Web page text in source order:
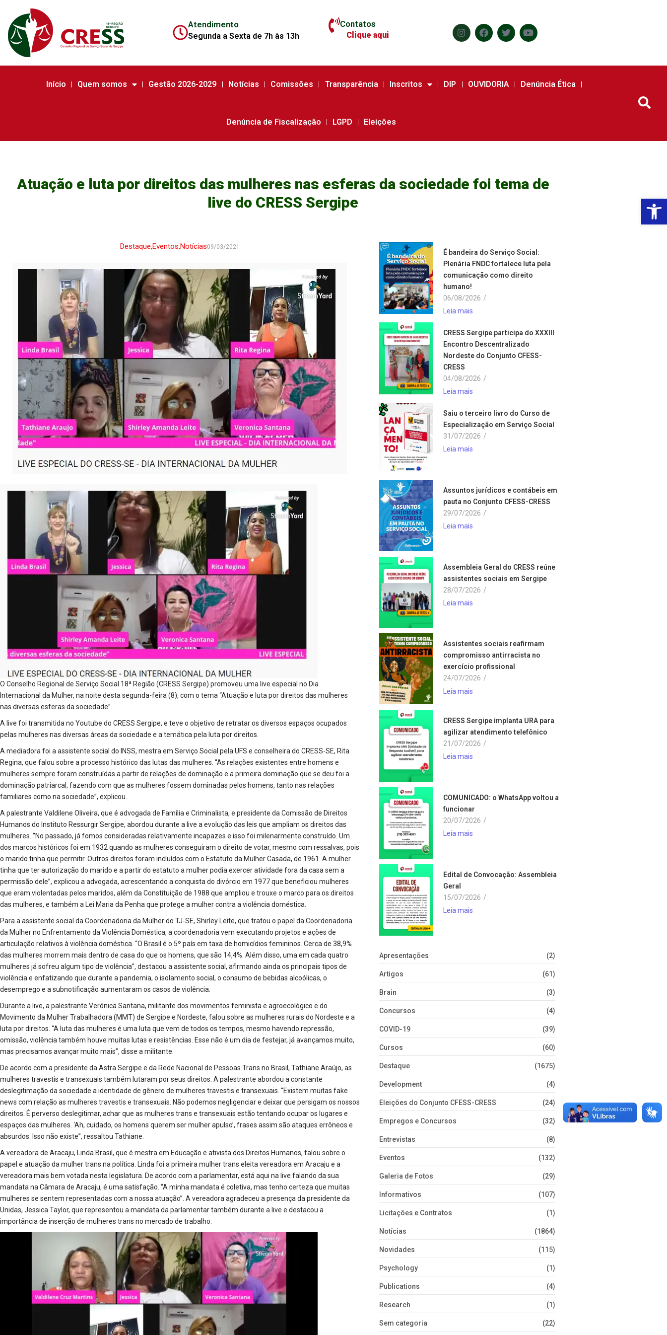
Atendimento
Segunda a Sexta de 7h às 13h
Contatos
Clique aqui
Início Quem somos Gestão 2026-2029 Notícias Comissões Transparência Inscritos DIP OUVIDORIA Denúncia Ética
Denúncia de Fiscalização LGPD Eleições
Atuação e luta por direitos das mulheres nas esferas da sociedade foi tema de
live do CRESS Sergipe
Destaque,Eventos,Notícias09/03/2021
O Conselho Regional de Serviço Social 18ª Região (CRESS Sergipe) promoveu uma live especial no Dia
Internacional da Mulher, na noite desta segunda-feira (8), com o tema “Atuação e luta por direitos das mulheres
nas diversas esferas da sociedade”.
A live foi transmitida no Youtube do CRESS Sergipe, e teve o objetivo de retratar os diversos espaços ocupados
pelas mulheres nas diversas áreas da sociedade e a temática pela luta por direitos.
A mediadora foi a assistente social do INSS, mestra em Serviço Social pela UFS e conselheira do CRESS-SE, Rita
Regina, que falou sobre a processo histórico das lutas das mulheres. “As relações existentes entre homens e
mulheres sempre foram construídas a partir de relações de dominação e a primeira dominação que se deu foi a
dominação patriarcal, fazendo com que as mulheres fossem dominadas pelos homens, tanto nas relações
familiares como na sociedade”, explicou.
A palestrante Valdilene Oliveira, que é advogada de Família e Criminalista, e presidente da Comissão de Direitos
Humanos do Instituto Ressurgir Sergipe, abordou durante a live a evolução das leis que ampliam os direitos das
mulheres. “No passado, já fomos consideradas relativamente incapazes e isso foi milenarmente construído. Um
dos marcos históricos foi em 1932 quando as mulheres conseguiram o direito de votar, mesmo com ressalvas, pois
o marido tinha que permitir. Outros direitos foram incluídos com o Estatuto da Mulher Casada, de 1961. A mulher
tinha que ter autorização do marido e a partir do estatuto a mulher podia exercer atividade fora da casa sem a
permissão dele”, explicou a advogada, acrescentando a conquista do divórcio em 1977 que beneficiou mulheres
que eram violentadas pelos maridos, além da Constituição de 1988 que ampliou e trouxe o marco para os direitos
das mulheres, e também a Lei Maria da Penha que protege a mulher contra a violência doméstica.
Para a assistente social da Coordenadoria da Mulher do TJ-SE, Shirley Leite, que tratou o papel da Coordenadoria
da Mulher no Enfrentamento da Violência Doméstica, a coordenadoria vem executando projetos e ações de
articulação relativos à violência doméstica. “O Brasil é o 5º país em taxa de homicídios femininos. Cerca de 38,9%
das mulheres morrem mais dentro de casa do que os homens, que são 14,4%. Além disso, uma em cada quatro
mulheres já sofreu algum tipo de violência”, destacou a assistente social, afirmando ainda os principais tipos de
violência e enfatizando que durante a pandemia, o isolamento social, o consumo de bebidas alcoólicas, o
desemprego e a subnotificação aumentaram os casos de violência.
Durante a live, a palestrante Verônica Santana, militante dos movimentos feminista e agroecológico e do
Movimento da Mulher Trabalhadora (MMT) de Sergipe e Nordeste, falou sobre as mulheres rurais do Nordeste e a
luta por direitos. “A luta das mulheres é uma luta que vem de todos os tempos, mesmo havendo repressão,
omissão, violência também houve muitas lutas e resistências. Esse não é um dia de festejar, já avançamos muito,
mas precisamos avançar muito mais”, disse a militante.
De acordo com a presidente da Astra Sergipe e da Rede Nacional de Pessoas Trans no Brasil, Tathiane Araújo, as
mulheres travestis e transexuais também lutaram por seus direitos. A palestrante abordou a constante
deslegitimação da sociedade a identidade de gênero de mulheres travestis e transexuais. “Existem muitas fake
news com relação as mulheres travestis e transexuais. Não podemos negligenciar e deixar que persigam os nossos
direitos. É perverso deslegitimar, achar que as mulheres trans e transexuais estão tentando ocupar os lugares e
espaços das mulheres. ‘Ah, cuidado, os homens querem ser mulher apulso’, frases assim são ataques errôneos e
absurdos. Isso não existe”, ressaltou Tathiane.
A vereadora de Aracaju, Linda Brasil, que é mestra em Educação e ativista dos Direitos Humanos, falou sobre o
papel e atuação da mulher trans na política. Linda foi a primeira mulher trans eleita vereadora em Aracaju e a
vereadora mais bem votada nesta legislatura. De acordo com a parlamentar, está aqui na live falando da sua
mandata na Câmara de Aracaju, é uma satisfação. “A minha mandata é coletiva, mas tenho certeza que muitas
mulheres se sentem representadas com a nossa atuação”. A vereadora agradeceu a presença da presidente da
Unidas, Jessica Taylor, que representou a mandata da parlamentar também durante a live e destacou a
importância de inserção de mulheres trans no mercado de trabalho.
É bandeira do Serviço Social:
Plenária FNDC fortalece luta pela
comunicação como direito
humano!
06/08/2026 /
Leia mais
CRESS Sergipe participa do XXXIII
Encontro Descentralizado
Nordeste do Conjunto CFESS-
CRESS
04/08/2026 /
Leia mais
Saiu o terceiro livro do Curso de
Especialização em Serviço Social
31/07/2026 /
Leia mais
Assuntos jurídicos e contábeis em
pauta no Conjunto CFESS-CRESS
29/07/2026 /
Leia mais
Assembleia Geral do CRESS reúne
assistentes sociais em Sergipe
28/07/2026 /
Leia mais
Assistentes sociais reafirmam
compromisso antirracista no
exercício profissional
24/07/2026 /
Leia mais
CRESS Sergipe implanta URA para
agilizar atendimento telefônico
21/07/2026 /
Leia mais
COMUNICADO: o WhatsApp voltou a
funcionar
20/07/2026 /
Leia mais
Edital de Convocação: Assembleia
Geral
15/07/2026 /
Leia mais
Apresentações (2)
Artigos (61)
Brain (3)
Concursos (4)
COVID-19 (39)
Cursos (60)
Destaque (1675)
Development (4)
Eleições do Conjunto CFESS-CRESS (24)
Empregos e Concursos (32)
Entrevistas (8)
Eventos (132)
Galeria de Fotos (29)
Informativos (107)
Licitações e Contratos (1)
Notícias (1864)
Novidades (115)
Psychology (1)
Publications (4)
Research (1)
Sem categoria (22)